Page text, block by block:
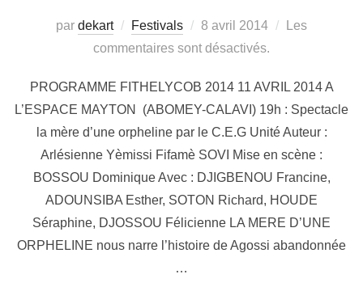
par dekart Festivals 8 avril 2014
Les
commentaires sont désactivés.
PROGRAMME FITHELYCOB 2014 11 AVRIL 2014 A
L’ESPACE MAYTON (ABOMEY-CALAVI) 19h : Spectacle
la mère d’une orpheline par le C.E.G Unité Auteur :
Arlésienne Yèmissi Fifamè SOVI Mise en scène :
BOSSOU Dominique Avec : DJIGBENOU Francine,
ADOUNSIBA Esther, SOTON Richard, HOUDE
Séraphine, DJOSSOU Félicienne LA MERE D’UNE
ORPHELINE nous narre l’histoire de Agossi abandonnée
…